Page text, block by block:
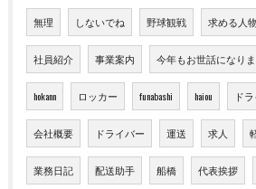
無理 しないでね 野球観戦 求める人
社員紹介 事業案内 今年もお世話になりま
hokann ロッカー funabashi haiou ド
会社概要 ドライバー 運送 求人
業務日記 配送助手 船橋 代表挨拶